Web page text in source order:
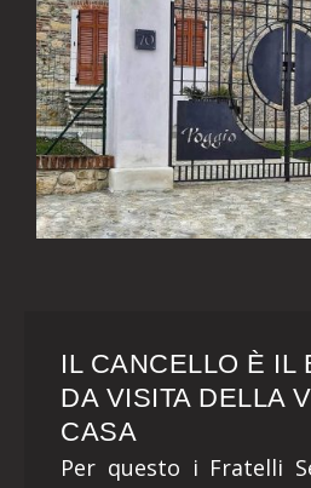
IL CANCELLO È IL
DA VISITA DELLA
CASA
Per questo i Fratelli